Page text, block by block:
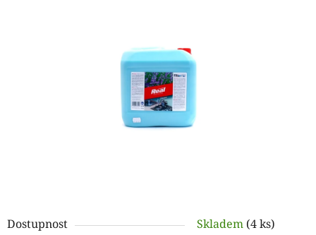
Dostupnost Skladem (4 ks)